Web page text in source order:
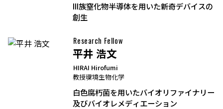
III族窒化物半導体を用いた新奇デバイスの
創生
Research Fellow
平井 浩文
HIRAI Hirofumi
教授環境生物化学
白色腐朽菌を用いたバイオリファイナリー
及びバイオレメディエーション